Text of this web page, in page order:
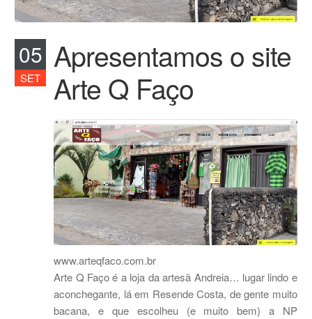
05
SET
Apresentamos o site
Arte Q Faço
www.arteqfaco.com.br
Arte Q Faço é a loja da artesã Andreia… lugar lindo e
aconchegante, lá em Resende Costa, de gente muito
bacana, e que escolheu (e muito bem) a NP